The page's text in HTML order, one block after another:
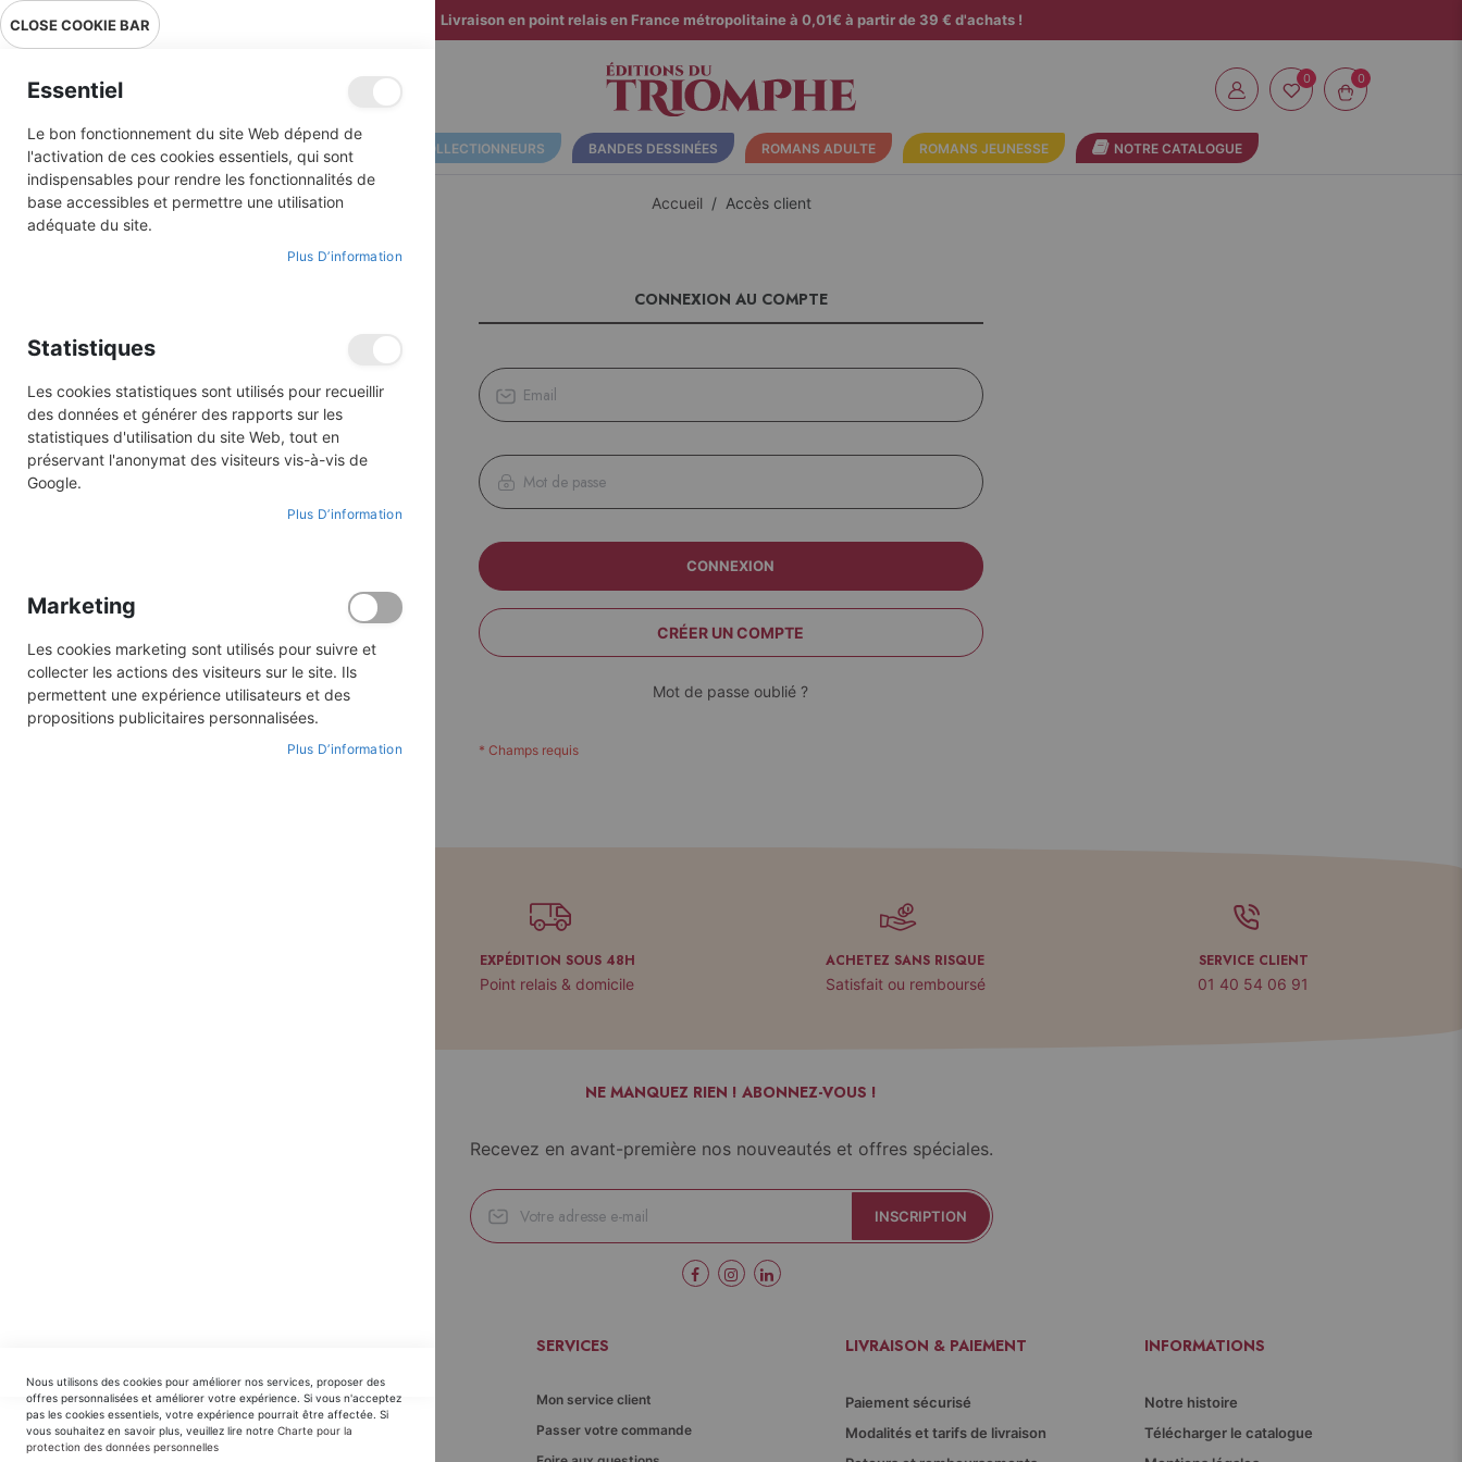
Livraison en point relais en France métropolitaine à 0,01€ à partir de 39 € d'achats !
0
ALBUMS ILLUSTRÉS BD COLLECTIONNEURS BANDES DESSINÉES ROMANS ADULTE ROMANS JEUNESSE NOTRE CATALOGUE
Accueil Accès client
CONNEXION AU COMPTE
CONNEXION
CRÉER UN COMPTE
Mot de passe oublié ?
EXPÉDITION SOUS 48H
Point relais & domicile
ACHETEZ SANS RISQUE
Satisfait ou remboursé
SERVICE CLIENT
01 40 54 06 91
NE MANQUEZ RIEN ! ABONNEZ-VOUS !
Recevez en avant-première nos nouveautés et offres spéciales.
INSCRIPTION
Horaires SAV :
du Lundi au Jeudi : 9h30 -12h30 / 14h - 17h30
Vendredi : 9h30 - 12h30 / 14h - 16h00
SERVICES
Mon service client
Passer votre commande
LIVRAISON & PAIEMENT
Paiement sécurisé
Modalités et tarifs de livraison
INFORMATIONS
Notre histoire
Télécharger le catalogue
CLOSE COOKIE BAR
Essentiel
Le bon fonctionnement du site Web dépend de
l'activation de ces cookies essentiels, qui sont
indispensables pour rendre les fonctionnalités de
base accessibles et permettre une utilisation
adéquate du site.
Plus D’information
Statistiques
Les cookies statistiques sont utilisés pour recueillir
des données et générer des rapports sur les
statistiques d'utilisation du site Web, tout en
préservant l'anonymat des visiteurs vis-à-vis de
Google.
Plus D’information
Marketing
Les cookies marketing sont utilisés pour suivre et
collecter les actions des visiteurs sur le site. Ils
permettent une expérience utilisateurs et des
propositions publicitaires personnalisées.
Plus D’information
Nous utilisons des cookies pour améliorer nos services, proposer des
offres personnalisées et améliorer votre expérience. Si vous n'acceptez
pas les cookies essentiels, votre expérience pourrait être affectée. Si
vous souhaitez en savoir plus, veuillez lire notre Charte pour la
protection des données personnelles